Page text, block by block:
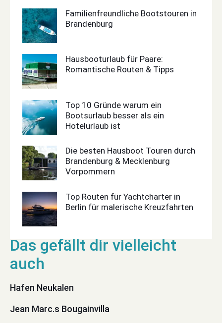
Familienfreundliche Bootstouren in
Brandenburg
Hausbooturlaub für Paare:
Romantische Routen & Tipps
Top 10 Gründe warum ein
Bootsurlaub besser als ein
Hotelurlaub ist
Die besten Hausboot Touren durch
Brandenburg & Mecklenburg
Vorpommern
Top Routen für Yachtcharter in
Berlin für malerische Kreuzfahrten
Hafen Neukalen
Jean Marc.s Bougainvilla